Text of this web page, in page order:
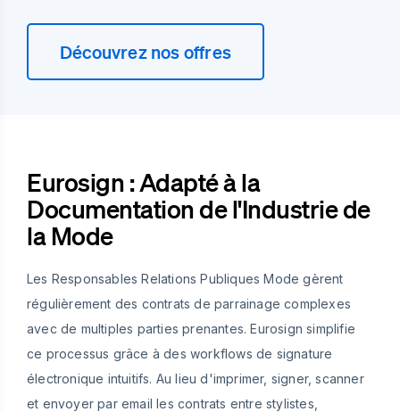
Découvrez nos offres
Eurosign : Adapté à la
Documentation de l'Industrie de
la Mode
Les Responsables Relations Publiques Mode gèrent
régulièrement des contrats de parrainage complexes
avec de multiples parties prenantes. Eurosign simplifie
ce processus grâce à des workflows de signature
électronique intuitifs. Au lieu d'imprimer, signer, scanner
et envoyer par email les contrats entre stylistes,